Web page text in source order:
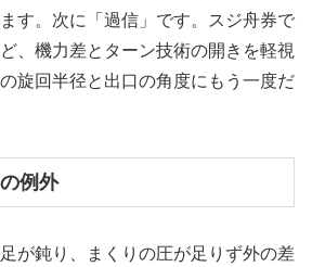
す。次に「過信」です。スジ舟券で
、機力差とターン技術の開きを軽視
旋回半径と出口の角度にもう一度だ
例外
が鈍り、まくりの圧が足りず外の差